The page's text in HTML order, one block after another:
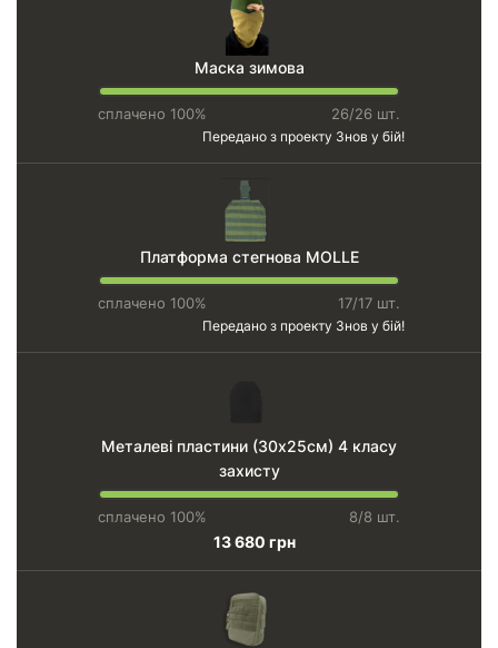
Маска зимова
сплачено 100%
26/26 шт.
Передано з проекту Знов у бій!
Платформа стегнова MOLLE
сплачено 100%
17/17 шт.
Передано з проекту Знов у бій!
Металеві пластини (30х25см) 4 класу
захисту
сплачено 100% 8/8 шт.
13 680 грн